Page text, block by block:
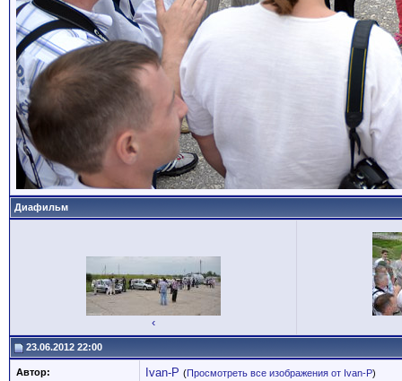
Диафильм
‹
23.06.2012 22:00
Автор: Ivan-P (Просмотреть все изображения от Ivan-P)